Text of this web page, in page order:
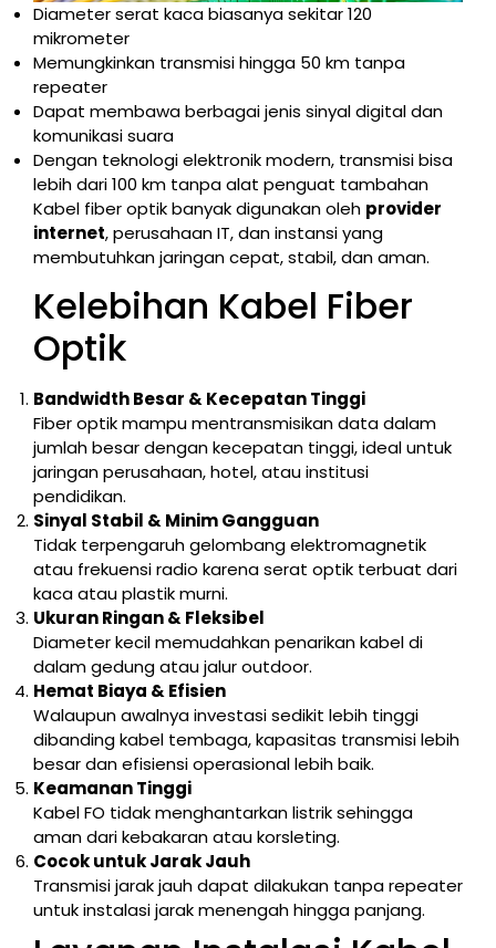
Diameter serat kaca biasanya sekitar 120
mikrometer
Memungkinkan transmisi hingga 50 km tanpa
repeater
Dapat membawa berbagai jenis sinyal digital dan
komunikasi suara
Dengan teknologi elektronik modern, transmisi bisa
lebih dari 100 km tanpa alat penguat tambahan
Kabel fiber optik banyak digunakan oleh provider
internet, perusahaan IT, dan instansi yang
membutuhkan jaringan cepat, stabil, dan aman.
Kelebihan Kabel Fiber
Optik
Bandwidth Besar & Kecepatan Tinggi
Fiber optik mampu mentransmisikan data dalam
jumlah besar dengan kecepatan tinggi, ideal untuk
jaringan perusahaan, hotel, atau institusi
pendidikan.
Sinyal Stabil & Minim Gangguan
Tidak terpengaruh gelombang elektromagnetik
atau frekuensi radio karena serat optik terbuat dari
kaca atau plastik murni.
Ukuran Ringan & Fleksibel
Diameter kecil memudahkan penarikan kabel di
dalam gedung atau jalur outdoor.
Hemat Biaya & Efisien
Walaupun awalnya investasi sedikit lebih tinggi
dibanding kabel tembaga, kapasitas transmisi lebih
besar dan efisiensi operasional lebih baik.
Keamanan Tinggi
Kabel FO tidak menghantarkan listrik sehingga
aman dari kebakaran atau korsleting.
Cocok untuk Jarak Jauh
Transmisi jarak jauh dapat dilakukan tanpa repeater
untuk instalasi jarak menengah hingga panjang.